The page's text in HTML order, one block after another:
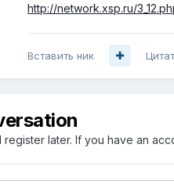
http://network.xsp.ru/
Вставить ник
later. If you have an